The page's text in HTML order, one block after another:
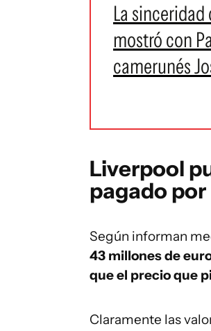
La
mostró con
camerunés
Liverpool
pagado
Según informan
43 millones de
que el precio que
Claramente las